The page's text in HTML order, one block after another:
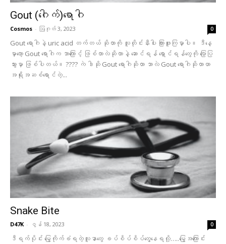
Gout (ဂေါက်)ရောဂါ
Cosmos - ဩဂုတ် 3, 2023 0
Gout ရောဂါနဲ့ uric acid တက်တယ် ဆိုတာကို လူတိုင်းနီးပါး ကြားဖူးကြမှာပါ။ ဒီနေ့
မှာတော့ Gout ရောဂါက ဘာကြောင့် ဖြစ်တာလဲဆိုတာနဲ့ ဆောင်ရန် ရှောင်ရန်တွေကို ပြောပြ
သွားမှာ ဖြစ်ပါတယ်။ ???? ကဲ ဒါဆို Gout ရောဂါဆိုတာ ဘာလဲ Gout ရောဂါဆိုတာဟာ
အရိုးအဆစ်ရောင်တဲ့...
Snake Bite
D47K - ဇွန် 18, 2023 0
ဒီရက်ပိုင်း မြွေကိုက်ခံရတဲ့လူနာတွေ ခပ်စိပ်စိပ်တွေ့နေရလို့…..မြွေအကြောင်း